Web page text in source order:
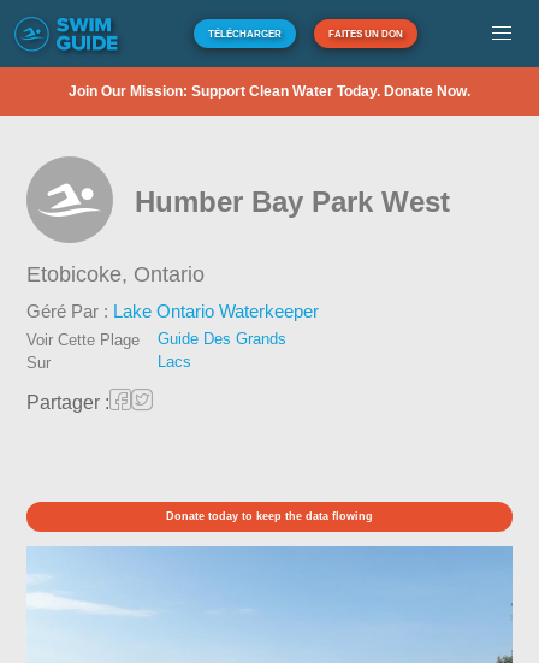
TÉLÉCHARGER FAITES UN DON
Join Our Mission: Support Clean Water Today. Donate Now.
Humber Bay Park West
Etobicoke, Ontario
Géré Par : Lake Ontario Waterkeeper
Voir Cette Plage
Sur
Guide Des Grands
Lacs
Partager :
Donate today to keep the data flowing